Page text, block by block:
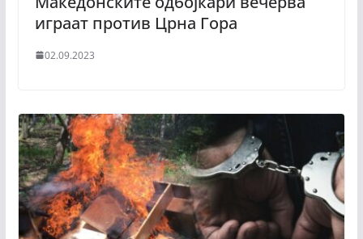
играат против Црна Гора
02.09.2023